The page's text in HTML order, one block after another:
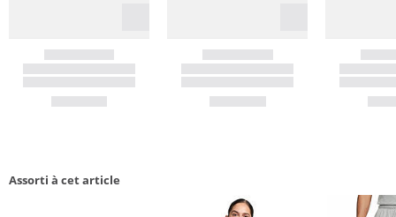
Assorti à cet article